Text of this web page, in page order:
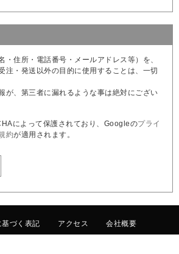
・住所・電話番号・メールアドレス等）を、
注・発送以外の目的に使用することは、一切
が、第三者に漏れるような事は絶対にござい
によって保護されており、Googleのプライ
約が適用されます。
づく表記 アクセス
会社概要